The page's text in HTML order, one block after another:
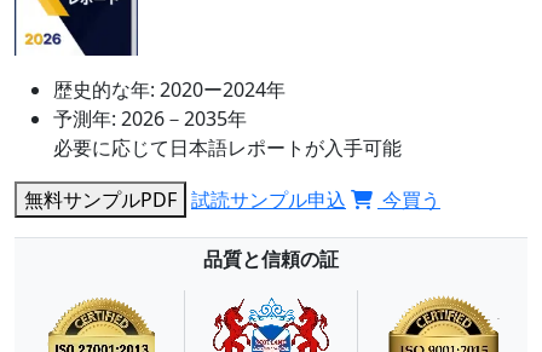
歴史的な年: 2020ー2024年
予測年: 2026－2035年
必要に応じて日本語レポートが入手可能
無料サンプルPDF 試読サンプル申込 今買う
品質と信頼の証